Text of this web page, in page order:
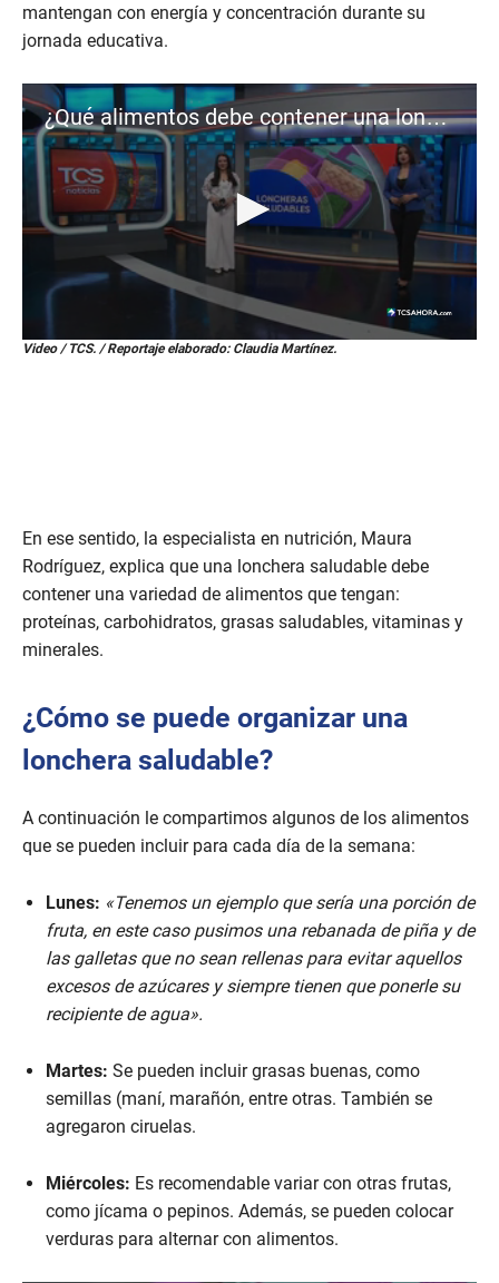
mantengan con energía y concentración durante su
jornada educativa.
¿Qué alimentos debe contener una lonchera saludable?
0
m
i
n
u
t
e
s
s
e
o
d
s
Video / TCS. / Reportaje elaborado: Claudia Martínez.
En ese sentido, la especialista en nutrición, Maura
Rodríguez, explica que una lonchera saludable debe
contener una variedad de alimentos que tengan:
proteínas, carbohidratos, grasas saludables, vitaminas y
minerales.
¿Cómo se puede organizar una
lonchera saludable?
A continuación le compartimos algunos de los alimentos
que se pueden incluir para cada día de la semana:
Lunes: «Tenemos un ejemplo que sería una porción de
fruta, en este caso pusimos una rebanada de piña y de
las galletas que no sean rellenas para evitar aquellos
excesos de azúcares y siempre tienen que ponerle su
recipiente de agua».
Martes: Se pueden incluir grasas buenas, como
semillas (maní, marañón, entre otras. También se
agregaron ciruelas.
Miércoles: Es recomendable variar con otras frutas,
como jícama o pepinos. Además, se pueden colocar
verduras para alternar con alimentos.